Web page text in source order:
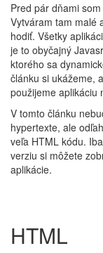
Pred pár dňami
Vytváram tam malé
hodiť. Všetky
je to obyčajný
ktorého sa
článku si ukážeme,
použijeme aplikáciu
V tomto článku
hypertexte, ale
veľa HTML kódu.
verziu si môžete
aplikácie.
HTML